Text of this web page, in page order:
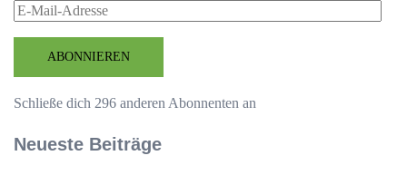
E-
AdresseABONNIEREN
Schließe dich 296 anderen Abonnenten an
Neueste Beiträge